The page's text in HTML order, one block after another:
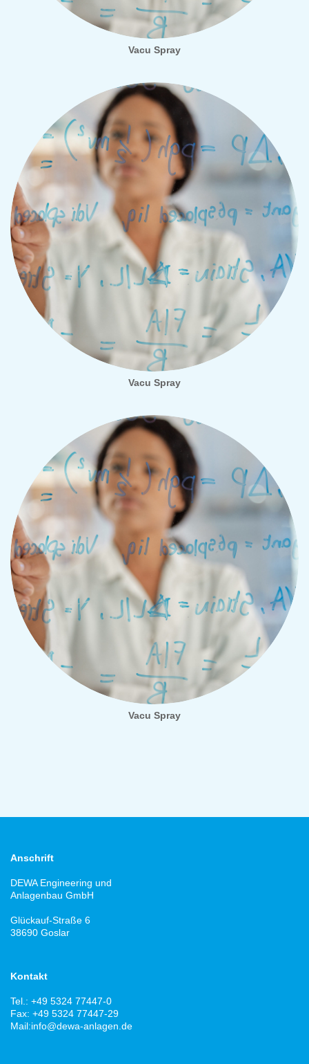
Vacu Spray
Vacu Spray
Vacu Spray
Anschrift
DEWA Engineering und
Anlagenbau GmbH
Glückauf-Straße 6
38690 Goslar
Kontakt
Tel.: +49 5324 77447-0
Fax: +49 5324 77447-29
Mail:info@dewa-anlagen.de